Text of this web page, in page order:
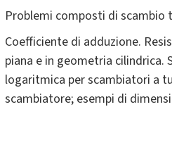
Problemi composti di scambio
Coefficiente di adduzione.
piana e in geometria
logaritmica per scambiatori a
scambiatore; esempi di